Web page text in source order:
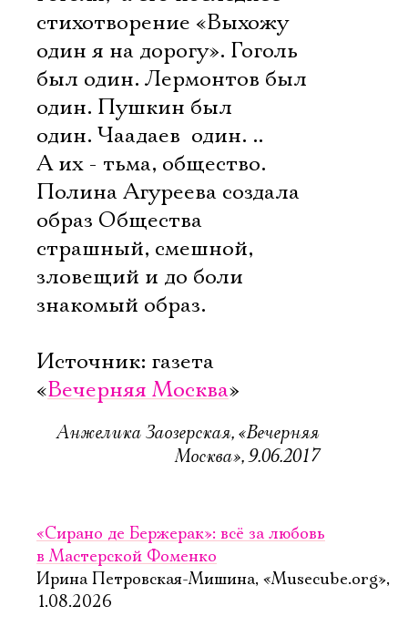
стихотворение «Выхожу
один я на дорогу». Гоголь
был один. Лермонтов был
один. Пушкин был
один. Чаадаев  один. ..
А их - тьма, общество.
Полина Агуреева создала
образ Общества 
страшный, смешной,
зловещий и до боли
знакомый образ.
Источник: газета
«Вечерняя Москва»
Анжелика Заозерская, «Вечерняя
Москва», 9.06.2017
«Сирано де Бержерак»: всё за любовь
в Мастерской Фоменко
Ирина Петровская-Мишина, «Musecube.org»,
1.08.2026